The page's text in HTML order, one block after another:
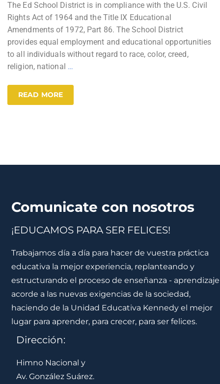
The Ed School District is in compliance with the U.S. Civil
Rights Act of 1964 and the Title IX Educational
Amendments of 1972, Part 86. The School District
provides equal employment and educational opportunities
to all individuals without regard to race, color, creed,
religion, national …
READ MORE
Comunicate con nosotros
¡EDUCAMOS PARA SER FELICES!
Trabajamos día a día para hacer de vuestra práctica
educativa la mejor experiencia, replanteando y
estructurando el proceso de enseñanza - aprendizaje
acorde a las nuevas exigencias de la sociedad,
haciendo de la Unidad Educativa Kennedy el mejor
lugar para aprender, para crecer, para ser felices.
Dirección:
Himno Nacional y
Av. González Suárez.